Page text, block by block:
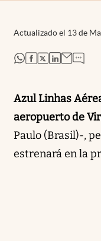
Actualizado el 13 de
abre en nueva
abre en nueva
abre en
abre en
Azul Linhas
aeropuerto de
Paulo (Brasil)-,
estrenará en la